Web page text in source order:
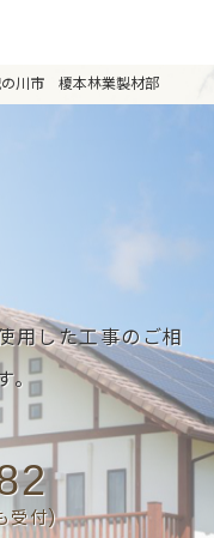
の川市 榎本林業製材部
用した工事のご相
。
受付)